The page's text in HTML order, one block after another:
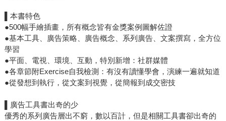
▌本書特色
●500幅手繪插畫，所有概念皆有金獎案例圖解佐證
●基本工具、廣告策略、廣告概念、系列廣告、文案撰寫，全方位
學習
●平面、電視、環境、互動，特別新增：社群媒體
●各章節附Exercise自我檢測：有沒有讀懂學會，演練一遍就知道
●從發想到執行，從文案到視覺，從簡報到成交密技
▌廣告工具書出奇的少
優秀的系列廣告層出不窮，數以百計，但是相關工具書卻出奇的